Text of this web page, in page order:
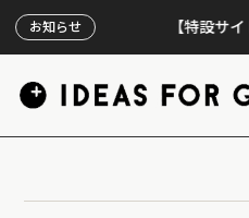
お知らせ 【特設サイトオ